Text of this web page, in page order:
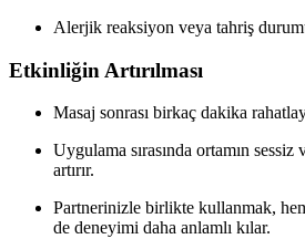
Alerjik reaksiyon veya tahriş
Etkinliğin Artırılması
Masaj sonrası birkaç dakika
Uygulama sırasında ortamın
artırır.
Partnerinizle birlikte kullanmak,
de deneyimi daha anlamlı kılar.